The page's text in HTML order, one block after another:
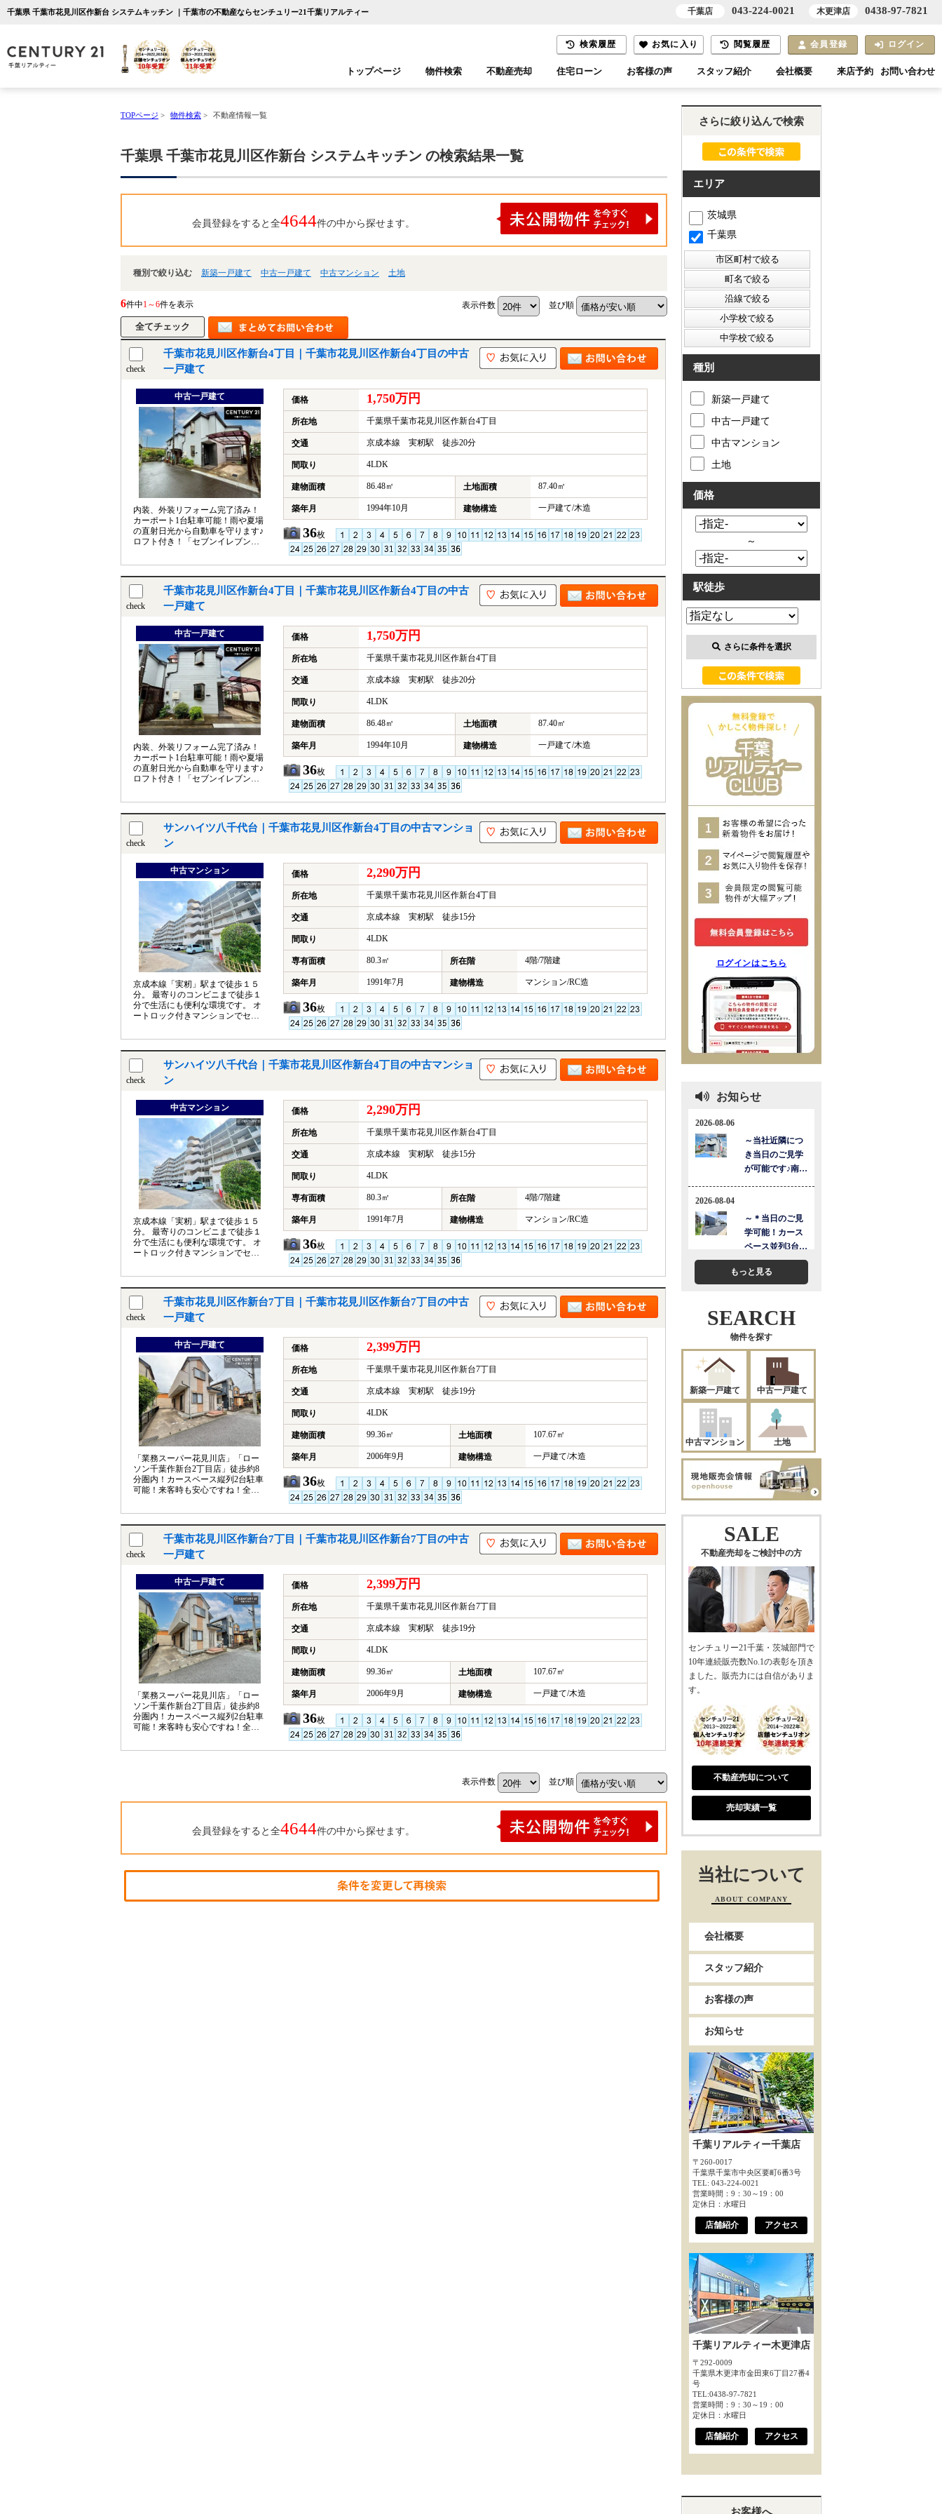
千葉県 千葉市花見川区作新台 システムキッチン ｜千葉市の不動産ならセンチュリー21千葉リアルティー
検索履歴 お気に入り 閲覧履歴 会員登録 ログイン
トップページ 物件検索 不動産売却 住宅ローン お客様の声 スタッフ紹介 会社概要 来店予約 お問い合わせ
TOPページ > 物件検索 > 不動産情報一覧
千葉県 千葉市花見川区作新台 システムキッチン の検索結果一覧
会員登録をすると全4644件の中から探せます。
種別で絞り込む 新築一戸建て 中古一戸建て 中古マンション 土地
6件中1～6件を表示 表示件数 並び順
check
千葉市花見川区作新台4丁目｜千葉市花見川区作新台4丁目の中古
一戸建て
中古一戸建て
内装、外装リフォーム完了済み！
カーポート1台駐車可能！雨や夏場
の直射日光から自動車を守ります♪
ロフト付き！「セブンイレブン千
利◎
価格 1,750万円
所在地 千葉県千葉市花見川区作新台4丁目
交通 京成本線 実籾駅 徒歩20分
間取り 4LDK
建物面積 86.48㎡ 土地面積 87.40㎡
築年月 1994年10月 建物構造 一戸建て/木造
36枚
check
千葉市花見川区作新台4丁目｜千葉市花見川区作新台4丁目の中古
一戸建て
中古一戸建て
内装、外装リフォーム完了済み！
カーポート1台駐車可能！雨や夏場
の直射日光から自動車を守ります♪
ロフト付き！「セブンイレブン千
利◎
価格 1,750万円
所在地 千葉県千葉市花見川区作新台4丁目
交通 京成本線 実籾駅 徒歩20分
間取り 4LDK
建物面積 86.48㎡ 土地面積 87.40㎡
築年月 1994年10月 建物構造 一戸建て/木造
36枚
check
サンハイツ八千代台｜千葉市花見川区作新台4丁目の中古マンショ
ン
中古マンション
京成本線「実籾」駅まで徒歩１５
分。 最寄りのコンビニまで徒歩１
分で生活にも便利な環境です。 オ
ートロック付きマンションでセキ
価格 2,290万円
所在地 千葉県千葉市花見川区作新台4丁目
交通 京成本線 実籾駅 徒歩15分
間取り 4LDK
専有面積 80.3㎡ 所在階 4階/7階建
築年月 1991年7月 建物構造 マンション/RC造
36枚
check
サンハイツ八千代台｜千葉市花見川区作新台4丁目の中古マンショ
ン
中古マンション
京成本線「実籾」駅まで徒歩１５
分。 最寄りのコンビニまで徒歩１
分で生活にも便利な環境です。 オ
ートロック付きマンションでセキ
価格 2,290万円
所在地 千葉県千葉市花見川区作新台4丁目
交通 京成本線 実籾駅 徒歩15分
間取り 4LDK
専有面積 80.3㎡ 所在階 4階/7階建
築年月 1991年7月 建物構造 マンション/RC造
36枚
check
千葉市花見川区作新台7丁目｜千葉市花見川区作新台7丁目の中古
一戸建て
中古一戸建て
「業務スーパー花見川店」「ロー
ソン千葉作新台2丁目店」徒歩約8
分圏内！カースペース縦列2台駐車
可能！来客時も安心ですね！全居
価格 2,399万円
所在地 千葉県千葉市花見川区作新台7丁目
交通 京成本線 実籾駅 徒歩19分
間取り 4LDK
建物面積 99.36㎡ 土地面積 107.67㎡
築年月 2006年9月 建物構造 一戸建て/木造
36枚
check
千葉市花見川区作新台7丁目｜千葉市花見川区作新台7丁目の中古
一戸建て
中古一戸建て
「業務スーパー花見川店」「ロー
ソン千葉作新台2丁目店」徒歩約8
分圏内！カースペース縦列2台駐車
可能！来客時も安心ですね！全居
価格 2,399万円
所在地 千葉県千葉市花見川区作新台7丁目
交通 京成本線 実籾駅 徒歩19分
間取り 4LDK
建物面積 99.36㎡ 土地面積 107.67㎡
築年月 2006年9月 建物構造 一戸建て/木造
36枚
表示件数 並び順
会員登録をすると全4644件の中から探せます。
さらに絞り込んで検索
エリア
茨城県
千葉県
種別
新築一戸建て
中古一戸建て
中古マンション
土地
価格
～
駅徒歩
さらに条件を選択
ログインはこちら
お知らせ
もっと見る
SEARCH
物件を探す
新築一戸建て 中古一戸建て
中古マンション 土地
SALE
不動産売却をご検討中の方
センチュリー21千葉・茨城部門で
10年連続販売数No.1の表彰を頂き
ました。販売力には自信がありま
す。
不動産売却について
売却実績一覧
当社について
ABOUT COMPANY
会社概要
スタッフ紹介
お客様の声
お知らせ
千葉リアルティー千葉店
〒260-0017
千葉県千葉市中央区要町6番3号
TEL: 043-224-0021
営業時間：9：30～19：00
定休日：水曜日
店舗紹介 アクセス
千葉リアルティー木更津店
〒292-0009
千葉県木更津市金田東6丁目27番4
号
TEL:0438-97-7821
営業時間：9：30～19：00
定休日：水曜日
店舗紹介 アクセス
千葉店 043-224-0021 木更津店 0438-97-7821